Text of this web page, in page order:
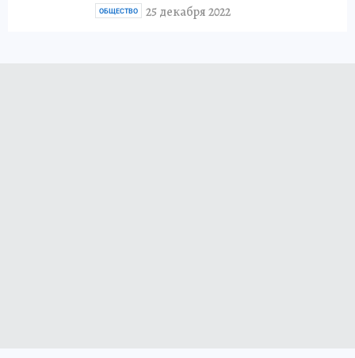
25 декабря 2022
ОБЩЕСТВО